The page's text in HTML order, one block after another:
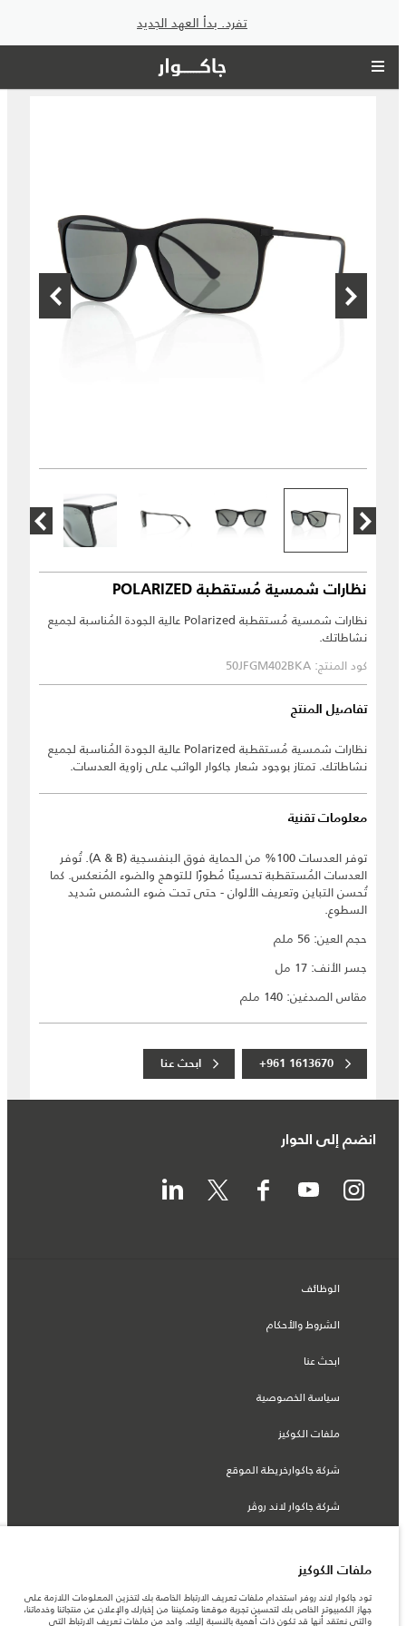
تفرد. بدأ العهد الجديد
نظارات شمسية مُستقطبة POLARIZED
نظارات شمسية مُستقطبة Polarized عالية الجودة المُناسبة لجميع
نشاطاتك.
كود المنتج: 50JFGM402BKA
تفاصيل المنتج
نظارات شمسية مُستقطبة Polarized عالية الجودة المُناسبة لجميع
نشاطاتك. تمتاز بوجود شعار جاكوار الواثب على زاوية العدسات.
معلومات تقنية
توفر العدسات 100% من الحماية فوق البنفسجية (A & B). تُوفر
العدسات المُستقطبة تحسينًا مُطورًا للتوهج والضوء المُنعكس. كما
تُحسن التباين وتعريف الألوان - حتى تحت ضوء الشمس شديد
السطوع.
حجم العين: 56 ملم
جسر الأنف: 17 مل
مقاس الصدغين: 140 ملم
+961 1613670 ابحث عنا
انضم إلى الحوار
الوظائف
الشروط والأحكام
ابحث عنا
سياسة الخصوصية
ملفات الكوكيز
شركة جاكوارخريطة الموقع
شركة جاكوار لاند روڤر
ملفات الكوكيز
تود جاكوار لاند روفر استخدام ملفات تعريف الارتباط الخاصة بك لتخزين المعلومات اللازمة على
جهاز الكمبيوتر الخاص بك لتحسين تجربة موقعنا وتمكيننا من إخبارك والإعلان عن منتجاتنا وخدماتنا،
والتي نعتقد أنها قد تكون ذات أهمية بالنسبة إليك. واحد من ملفات تعريف الارتباط التي